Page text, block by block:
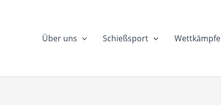
Über uns Schießsport Wettkämpfe